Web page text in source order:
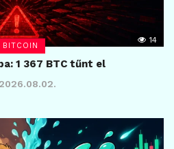
BITCOIN
14
1 367 BTC tűnt el
2026.08.02.